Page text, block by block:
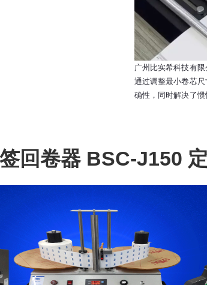
广州比实希科技有
通过调整最小卷芯
确性，同时解决了惯
回卷器 BSC-J150